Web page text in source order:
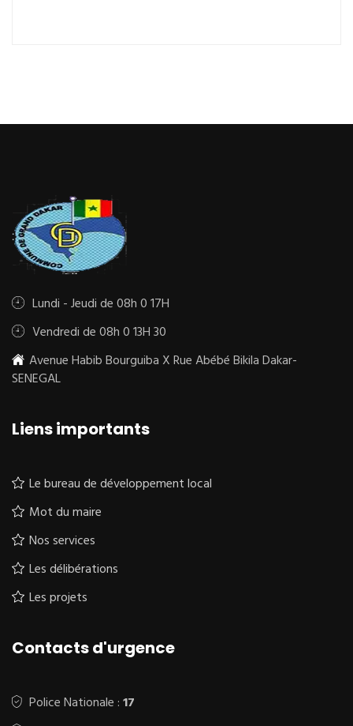
Lundi - Jeudi de 08h 0 17H
Vendredi de 08h 0 13H 30
Avenue Habib Bourguiba X Rue Abébé Bikila Dakar-
SENEGAL
Liens importants
Le bureau de développement local
Mot du maire
Nos services
Les délibérations
Les projets
Contacts d'urgence
Police Nationale :17